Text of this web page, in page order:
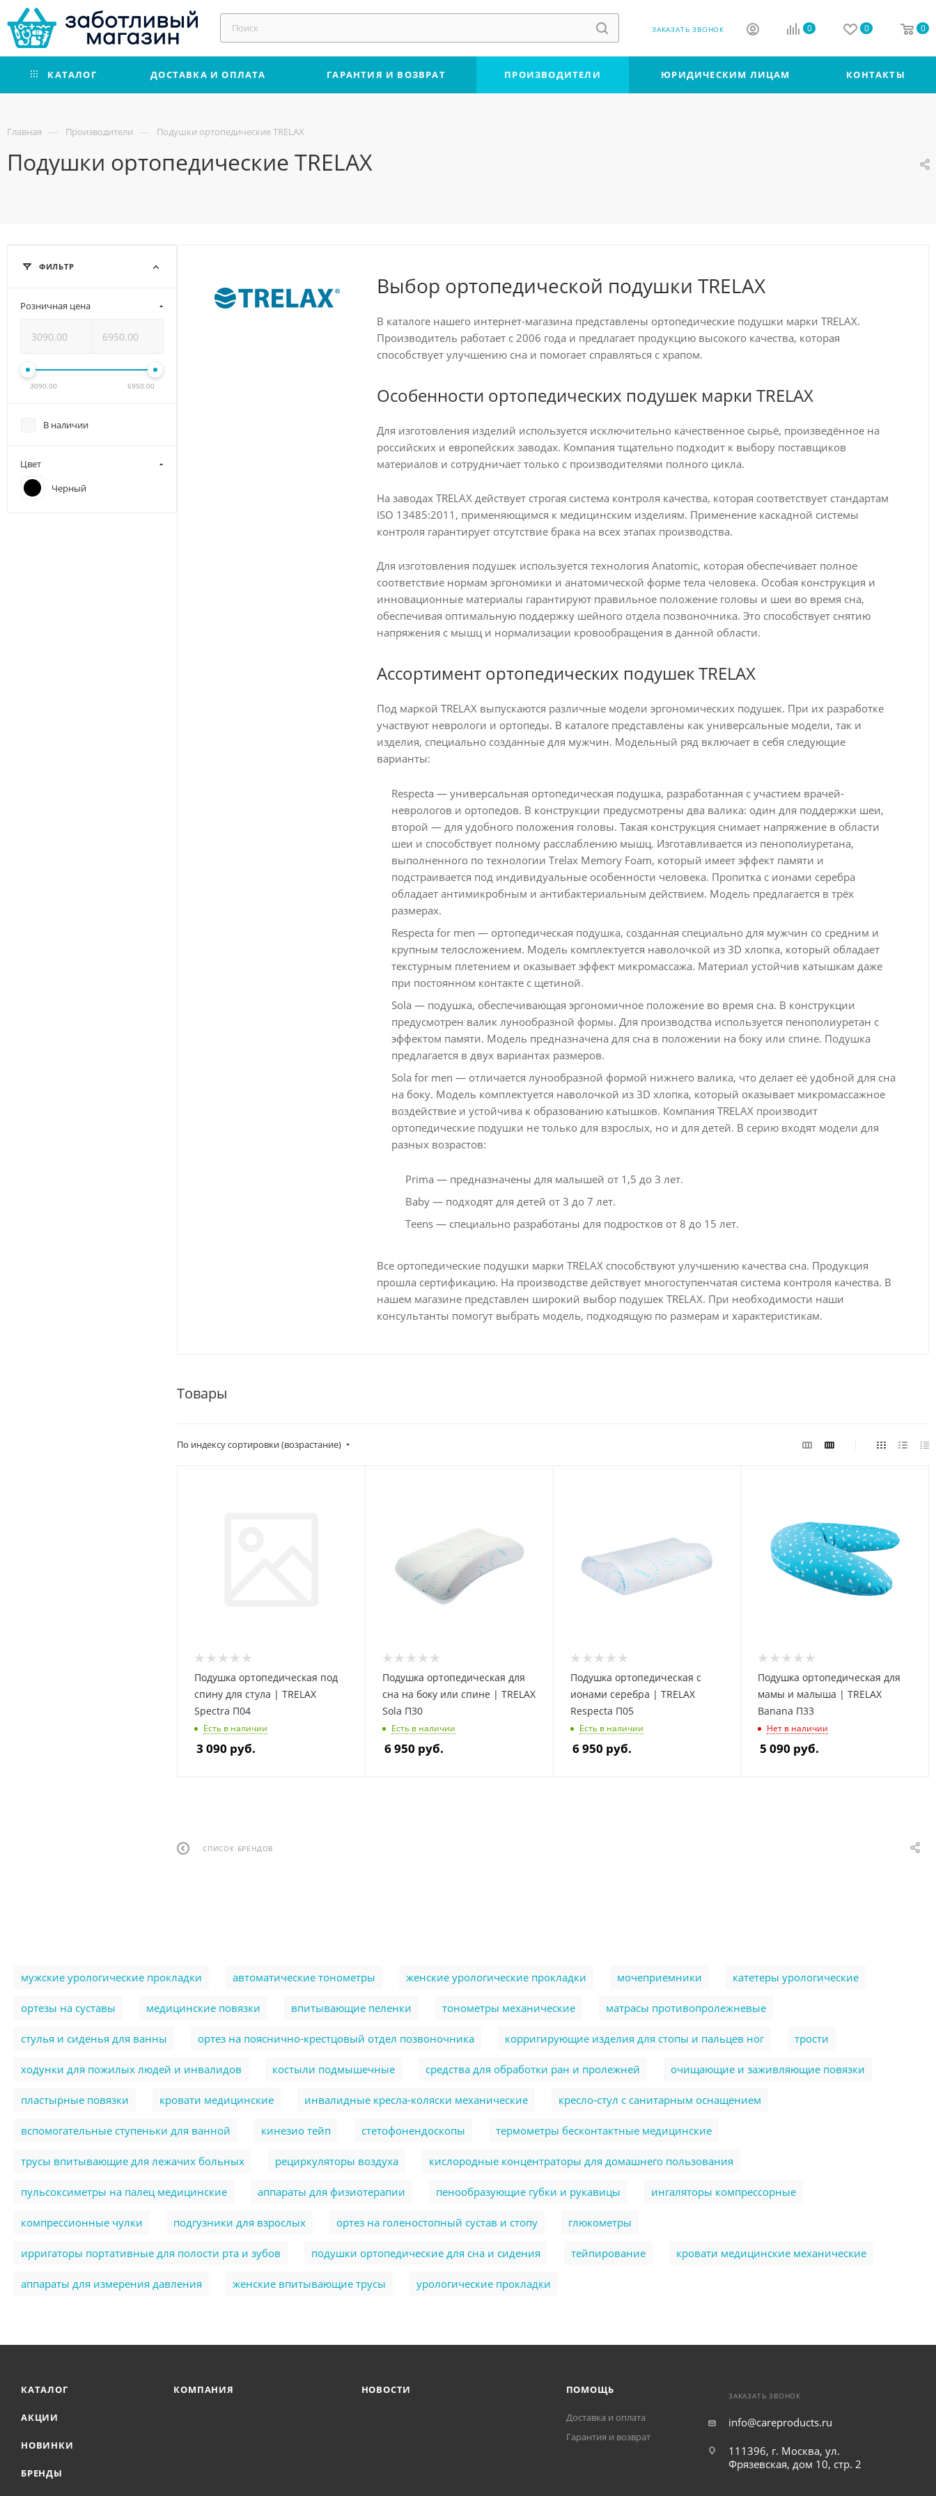
ЗАКАЗАТЬ ЗВОНОК 0 0 0
КАТАЛОГ ДОСТАВКА И ОПЛАТА ГАРАНТИЯ И ВОЗВРАТ ПРОИЗВОДИТЕЛИ ЮРИДИЧЕСКИМ ЛИЦАМ КОНТАКТЫ
Главная — Производители — Подушки ортопедические TRELAX
Подушки ортопедические TRELAX
Выбор ортопедической подушки TRELAX
В каталоге нашего интернет-магазина представлены ортопедические подушки марки TRELAX.
Производитель работает с 2006 года и предлагает продукцию высокого качества, которая
способствует улучшению сна и помогает справляться с храпом.
Особенности ортопедических подушек марки TRELAX
Для изготовления изделий используется исключительно качественное сырьё, произведённое на
российских и европейских заводах. Компания тщательно подходит к выбору поставщиков
материалов и сотрудничает только с производителями полного цикла.
На заводах TRELAX действует строгая система контроля качества, которая соответствует стандартам
ISO 13485:2011, применяющимся к медицинским изделиям. Применение каскадной системы
контроля гарантирует отсутствие брака на всех этапах производства.
Для изготовления подушек используется технология Anatomic, которая обеспечивает полное
соответствие нормам эргономики и анатомической форме тела человека. Особая конструкция и
инновационные материалы гарантируют правильное положение головы и шеи во время сна,
обеспечивая оптимальную поддержку шейного отдела позвоночника. Это способствует снятию
напряжения с мышц и нормализации кровообращения в данной области.
Ассортимент ортопедических подушек TRELAX
Под маркой TRELAX выпускаются различные модели эргономических подушек. При их разработке
участвуют неврологи и ортопеды. В каталоге представлены как универсальные модели, так и
изделия, специально созданные для мужчин. Модельный ряд включает в себя следующие
варианты:
Respecta — универсальная ортопедическая подушка, разработанная с участием врачей-
неврологов и ортопедов. В конструкции предусмотрены два валика: один для поддержки шеи,
второй — для удобного положения головы. Такая конструкция снимает напряжение в области
шеи и способствует полному расслаблению мышц. Изготавливается из пенополиуретана,
выполненного по технологии Trelax Memory Foam, который имеет эффект памяти и
подстраивается под индивидуальные особенности человека. Пропитка с ионами серебра
обладает антимикробным и антибактериальным действием. Модель предлагается в трёх
размерах.
Respecta for men — ортопедическая подушка, созданная специально для мужчин со средним и
крупным телосложением. Модель комплектуется наволочкой из 3D хлопка, который обладает
текстурным плетением и оказывает эффект микромассажа. Материал устойчив катышкам даже
при постоянном контакте с щетиной.
Sola — подушка, обеспечивающая эргономичное положение во время сна. В конструкции
предусмотрен валик лунообразной формы. Для производства используется пенополиуретан с
эффектом памяти. Модель предназначена для сна в положении на боку или спине. Подушка
предлагается в двух вариантах размеров.
Sola for men — отличается лунообразной формой нижнего валика, что делает её удобной для сна
на боку. Модель комплектуется наволочкой из 3D хлопка, который оказывает микромассажное
воздействие и устойчива к образованию катышков. Компания TRELAX производит
ортопедические подушки не только для взрослых, но и для детей. В серию входят модели для
разных возрастов:
Prima — предназначены для малышей от 1,5 до 3 лет.
Baby — подходят для детей от 3 до 7 лет.
Teens — специально разработаны для подростков от 8 до 15 лет.
Все ортопедические подушки марки TRELAX способствуют улучшению качества сна. Продукция
прошла сертификацию. На производстве действует многоступенчатая система контроля качества. В
нашем магазине представлен широкий выбор подушек TRELAX. При необходимости наши
консультанты помогут выбрать модель, подходящую по размерам и характеристикам.
Товары
По индексу сортировки (возрастание)
Подушка ортопедическая под
спину для стула | TRELAX
Spectra П04
Есть в наличии
3 090 руб.
Подушка ортопедическая для
сна на боку или спине | TRELAX
Sola П30
Есть в наличии
6 950 руб.
Подушка ортопедическая с
ионами серебра | TRELAX
Respecta П05
Есть в наличии
6 950 руб.
Подушка ортопедическая для
мамы и малыша | TRELAX
Banana П33
Нет в наличии
5 090 руб.
СПИСОК БРЕНДОВ
ФИЛЬТР
Розничная цена
3090.00 6950.00
В наличии
Цвет
Черный
мужские урологические прокладки автоматические тонометры женские урологические прокладки мочеприемники катетеры урологические
ортезы на суставы медицинские повязки впитывающие пеленки тонометры механические матрасы противопролежневые
стулья и сиденья для ванны ортез на пояснично-крестцовый отдел позвоночника корригирующие изделия для стопы и пальцев ног трости
ходунки для пожилых людей и инвалидов костыли подмышечные cредства для обработки ран и пролежней очищающие и заживляющие повязки
пластырные повязки кровати медицинские инвалидные кресла-коляски механические кресло-стул с санитарным оснащением
вспомогательные ступеньки для ванной кинезио тейп стетофонендоскопы термометры бесконтактные медицинские
трусы впитывающие для лежачих больных рециркуляторы воздуха кислородные концентраторы для домашнего пользования
пульсоксиметры на палец медицинские аппараты для физиотерапии пенообразующие губки и рукавицы ингаляторы компрессорные
компрессионные чулки подгузники для взрослых ортез на голеностопный сустав и стопу глюкометры
ирригаторы портативные для полости рта и зубов подушки ортопедические для сна и сидения тейпирование кровати медицинские механические
аппараты для измерения давления женские впитывающие трусы урологические прокладки
КАТАЛОГ
АКЦИИ
НОВИНКИ
БРЕНДЫ
КОМПАНИЯ НОВОСТИ ПОМОЩЬ
Доставка и оплата
Гарантия и возврат
ЗАКАЗАТЬ ЗВОНОК
info@careproducts.ru
111396, г. Москва, ул.
Фрязевская, дом 10, стр. 2